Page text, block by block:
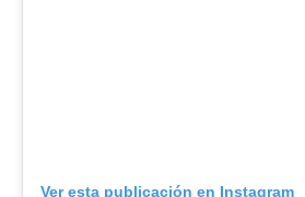
Ver esta publicación en Instagram